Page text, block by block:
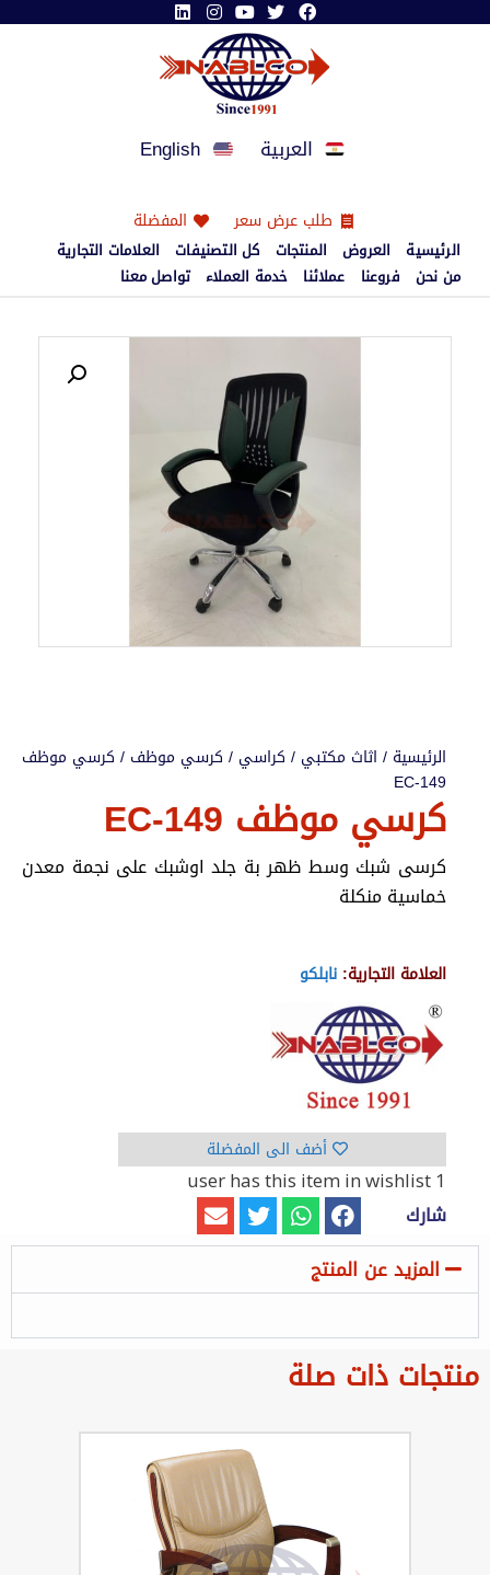
العربية English
طلب عرض سعر المفضلة
الرئيسية العروض المنتجات كل التصنيفات
العلامات التجارية
من نحن فروعنا عملائنا خدمة العملاء تواصل معنا
الرئيسية / اثاث مكتبي / كراسي / كرسي موظف / كرسي موظف
EC-149
كرسي موظف EC-149
كرسى شبك وسط ظهر بة جلد اوشبك على نجمة معدن
خماسية منكلة
العلامة التجارية: نابلكو
أضف الى المفضلة
1 user
has this item in wishlist
شارك
المزيد عن المنتج
منتجات ذات صلة